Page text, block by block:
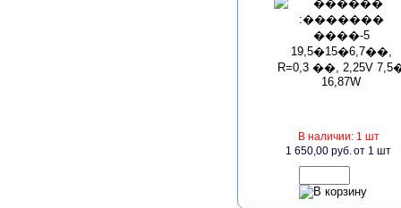
В наличии: 1 шт
1 650,00 руб.от 1 шт